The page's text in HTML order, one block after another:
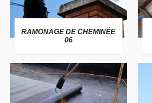
RAMONAGE DE CHEMINÉE
06